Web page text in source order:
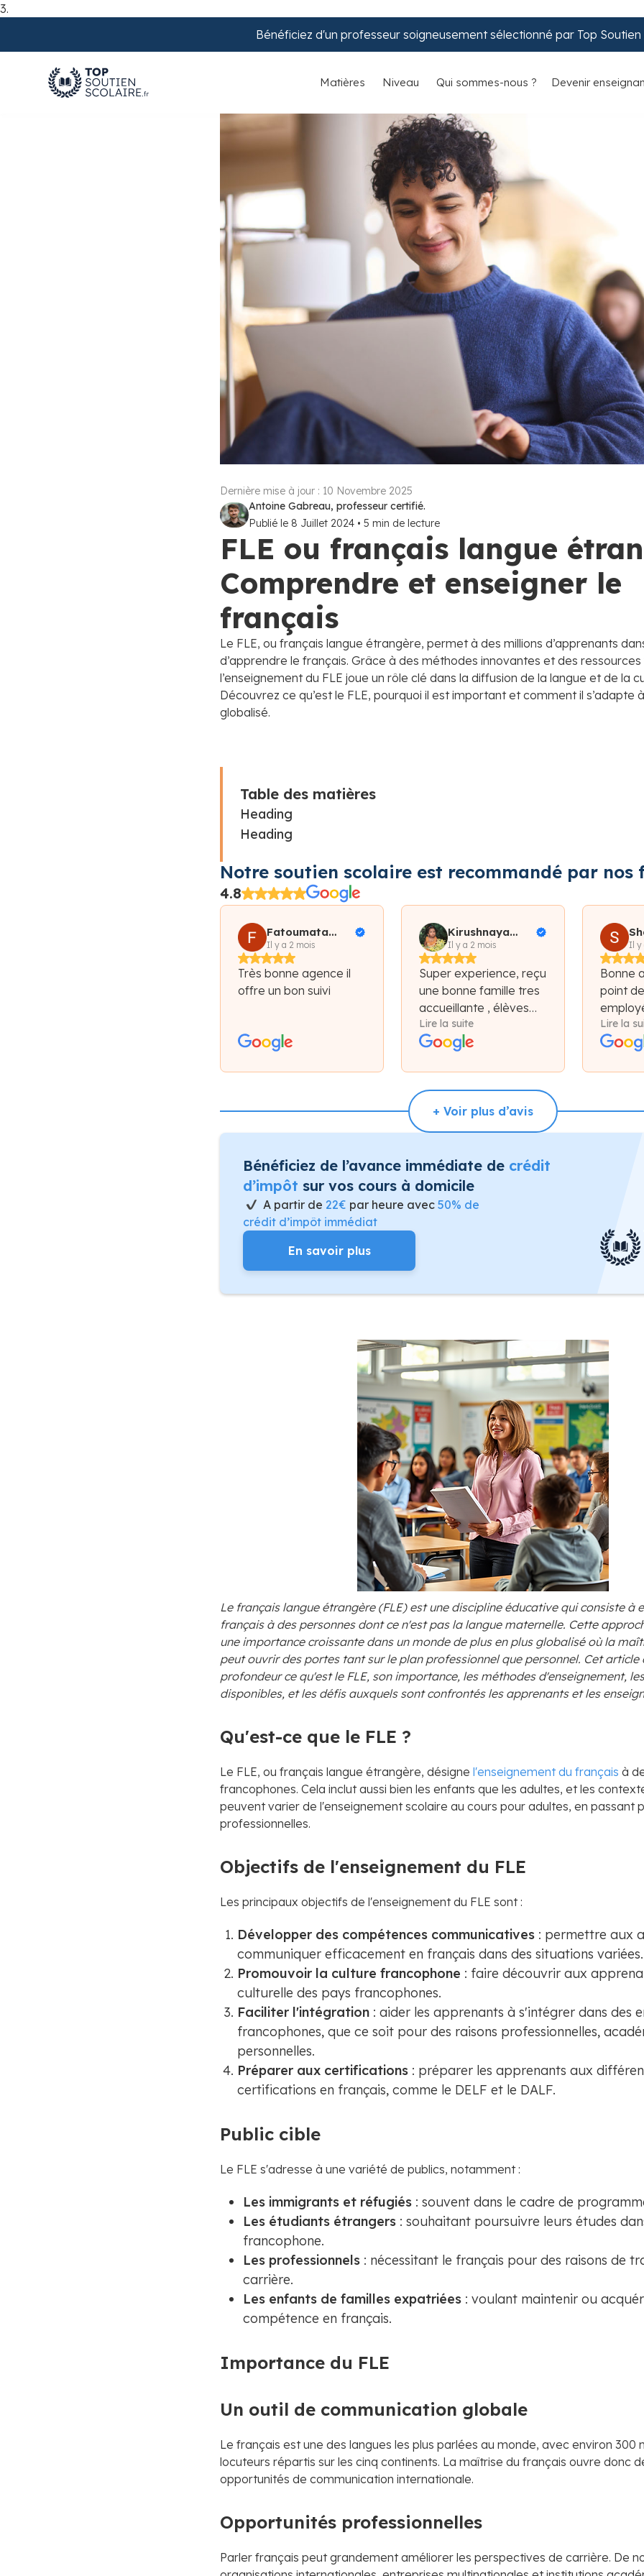
3.
Bénéficiez d'un professeur soigneusement sélectionné par Top Soutien
Matières Niveau Qui sommes-nous ? Devenir
Dernière mise à jour : 10 Novembre 2025
Antoine Gabreau, professeur certifié.
Publié le 8 Juillet 2024 • 5 min de lecture
FLE ou français langue
Comprendre et enseigner le
français
Le FLE, ou français langue étrangère, permet à des millions d’apprenants
d’apprendre le français. Grâce à des méthodes innovantes et des ressources
l’enseignement du FLE joue un rôle clé dans la diffusion de la langue et de la
Découvrez ce qu’est le FLE, pourquoi il est important et comment il s’adapte
globalisé.
Table des matières
Heading
Heading
Notre soutien scolaire est recommandé par nos
4.8
Fatoumata
Diaraye Diallo
Il y a 2 mois
Très bonne agence il
offre un bon suivi
Kirushnaya
Subramaniam
Il y a 2 mois
Super experience, reçu
une bonne famille tres
accueillante , élèves
très motiver !
Lire la suite
Il y
Bonne
point
et
bon
Lire la
+ Voir plus d’avis
Bénéficiez de l’avance immédiate de crédit
d’impôt sur vos cours à domicile
A partir de 22€ par heure avec 50% de
crédit d’impôt immédiat
En savoir plus
Le français langue étrangère (FLE) est une discipline éducative qui consiste à
français à des personnes dont ce n'est pas la langue maternelle. Cette
une importance croissante dans un monde de plus en plus globalisé où la
peut ouvrir des portes tant sur le plan professionnel que personnel. Cet article
profondeur ce qu'est le FLE, son importance, les méthodes d'enseignement,
disponibles, et les défis auxquels sont confrontés les apprenants et les
Qu'est-ce que le FLE ?
Le FLE, ou français langue étrangère, désigne l'enseignement du français à
francophones. Cela inclut aussi bien les enfants que les adultes, et les
peuvent varier de l'enseignement scolaire au cours pour adultes, en passant
professionnelles.
Objectifs de l'enseignement du FLE
Les principaux objectifs de l'enseignement du FLE sont :
Développer des compétences communicatives : permettre aux
communiquer efficacement en français dans des situations variées.
Promouvoir la culture francophone : faire découvrir aux
culturelle des pays francophones.
Faciliter l'intégration : aider les apprenants à s'intégrer dans des
francophones, que ce soit pour des raisons professionnelles,
personnelles.
Préparer aux certifications : préparer les apprenants aux
certifications en français, comme le DELF et le DALF.
Public cible
Le FLE s'adresse à une variété de publics, notamment :
Les immigrants et réfugiés : souvent dans le cadre de
Les étudiants étrangers : souhaitant poursuivre leurs études
francophone.
Les professionnels : nécessitant le français pour des raisons de
carrière.
Les enfants de familles expatriées : voulant maintenir ou
compétence en français.
Importance du FLE
Un outil de communication globale
Le français est une des langues les plus parlées au monde, avec environ 300
locuteurs répartis sur les cinq continents. La maîtrise du français ouvre donc
opportunités de communication internationale.
Opportunités professionnelles
Parler français peut grandement améliorer les perspectives de carrière. De